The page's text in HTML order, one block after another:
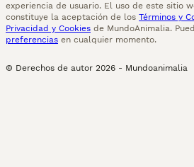
experiencia de usuario. El uso de este sitio
constituye la aceptación de los Términos y
Privacidad y Cookies de MundoAnimalia.
preferencias en cualquier momento.
© Derechos de autor 2026 - Mundoanimalia